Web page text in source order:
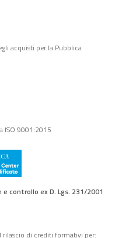
acquisti per la Pubblica
ISO 9001:2015
controllo ex D. Lgs. 231/2001
di crediti formativi per: